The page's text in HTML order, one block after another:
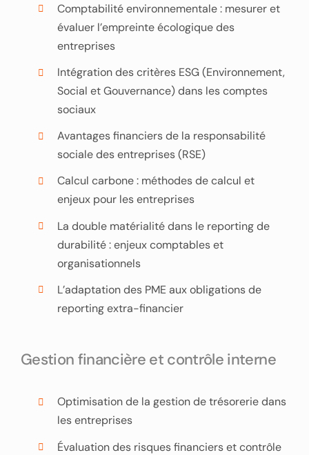
Comptabilité environnementale : mesurer et
évaluer l’empreinte écologique des
entreprises
Intégration des critères ESG (Environnement,
Social et Gouvernance) dans les comptes
sociaux
Avantages financiers de la responsabilité
sociale des entreprises (RSE)
Calcul carbone : méthodes de calcul et
enjeux pour les entreprises
La double matérialité dans le reporting de
durabilité : enjeux comptables et
organisationnels
L’adaptation des PME aux obligations de
reporting extra-financier
Gestion financière et contrôle interne
Optimisation de la gestion de trésorerie dans
les entreprises
Évaluation des risques financiers et contrôle